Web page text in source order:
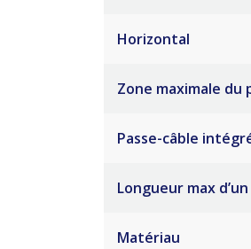
Horizontal
Zone maximale du
Passe-câble
Longueur max
Matériau